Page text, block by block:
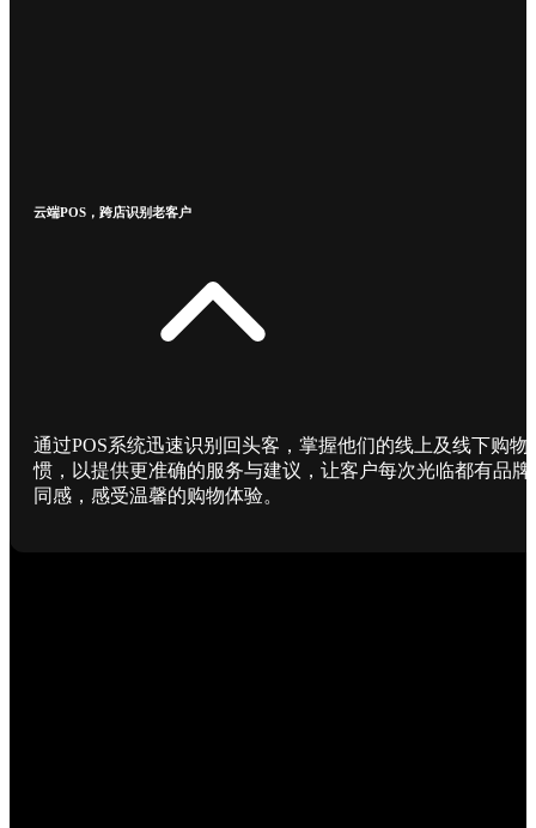
云端POS，跨店识别老客户
通过POS系统迅速识别回头客，掌握他们的线上及线下购物
惯，以提供更准确的服务与建议，让客户每次光临都有品牌
同感，感受温馨的购物体验。